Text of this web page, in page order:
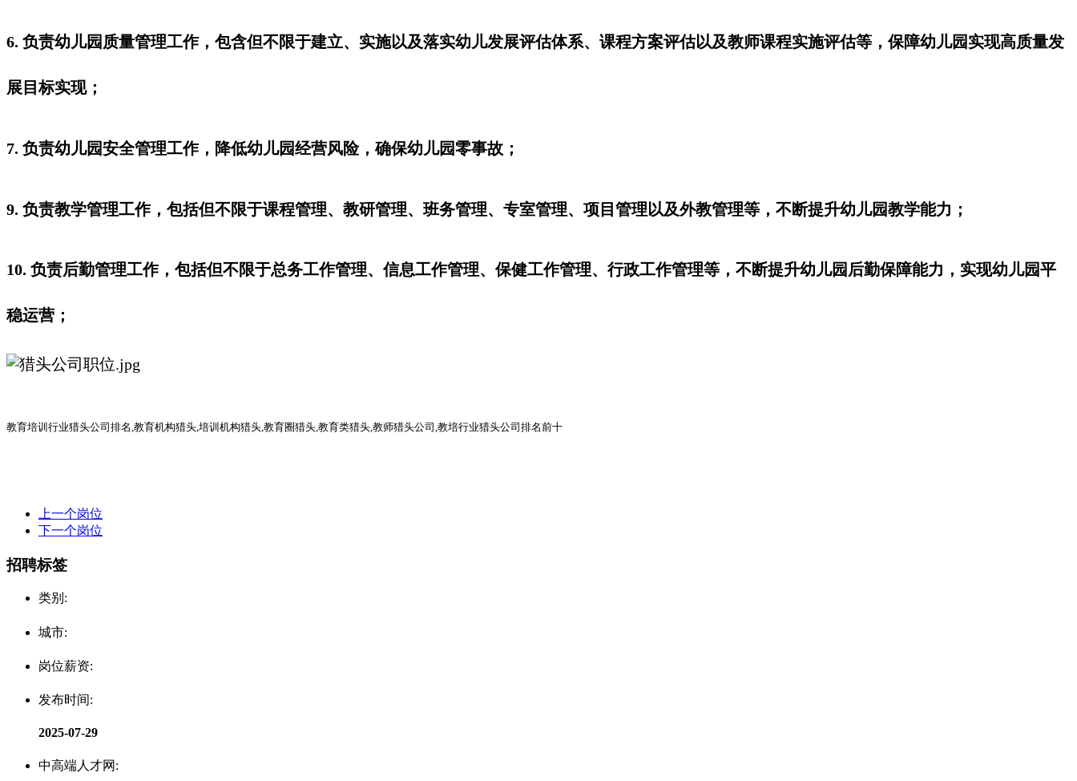
6. 负责幼儿园质量管理工作，包含但不限于建立、实施以及落实幼儿发展评估体系、课程方案评估以及教师课程实施评估等，保障幼儿园实现高质量发
展目标实现；
7. 负责幼儿园安全管理工作，降低幼儿园经营风险，确保幼儿园零事故；
9. 负责教学管理工作，包括但不限于课程管理、教研管理、班务管理、专室管理、项目管理以及外教管理等，不断提升幼儿园教学能力；
10. 负责后勤管理工作，包括但不限于总务工作管理、信息工作管理、保健工作管理、行政工作管理等，不断提升幼儿园后勤保障能力，实现幼儿园平
稳运营；
教育培训行业猎头公司排名 ,教育机构猎头,培训机构猎头,教育圈猎头,教育类猎头,教师猎头公司,教培行业猎头公司排名前十
上一个岗位
下一个岗位
招聘标签
类别:
城市:
岗位薪资:
发布时间:
2025-07-29
中高端人才网: